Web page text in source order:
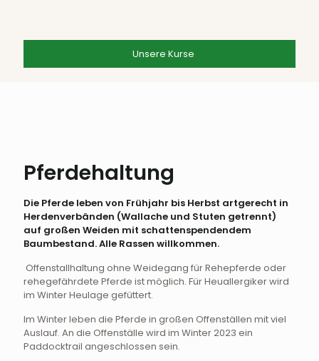
Unsere Kurse
Pferdehaltung
Die Pferde leben von Frühjahr bis Herbst artgerecht in
Herdenverbänden (Wallache und Stuten getrennt)
auf großen Weiden mit schattenspendendem
Baumbestand. Alle Rassen willkommen.
Offenstallhaltung ohne Weidegang für Rehepferde oder
rehegefährdete Pferde ist möglich. Für Heuallergiker wird
im Winter Heulage gefüttert.
Im Winter leben die Pferde in großen Offenställen mit viel
Auslauf. An die Offenställe wird im Winter 2023 ein
Paddocktrail angeschlossen sein.